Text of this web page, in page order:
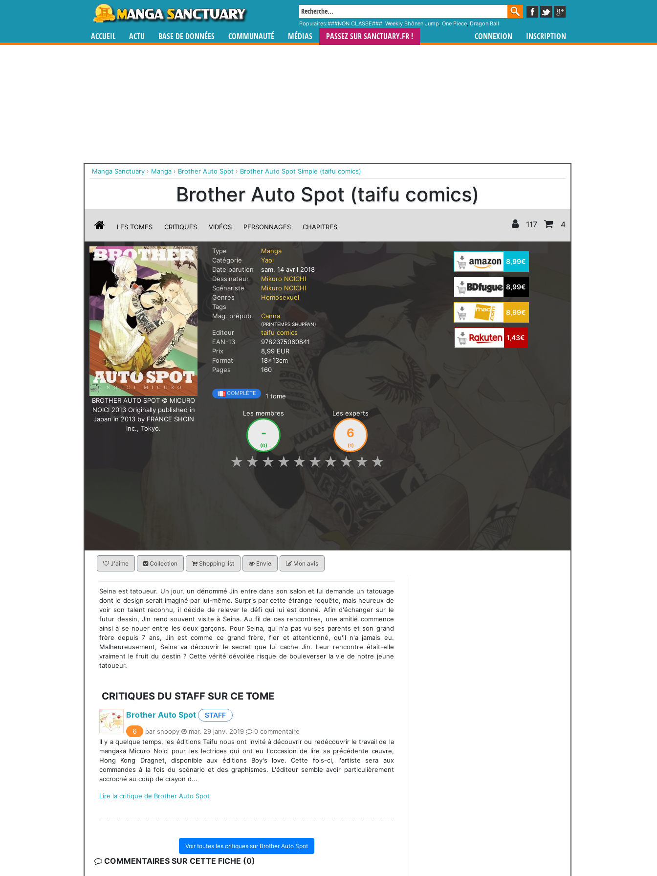
Populaires:###NON CLASSE###, Weekly Shônen Jump, One Piece, Dragon Ball
ACCUEIL ACTU BASE DE DONNÉES COMMUNAUTÉ MÉDIAS PASSEZ SUR SANCTUARY.FR ! CONNEXION INSCRIPTION
Manga Sanctuary › Manga › Brother Auto Spot › Brother Auto Spot Simple (taifu comics)
Brother Auto Spot (taifu comics)
LES TOMES CRITIQUES VIDÉOS PERSONNAGES CHAPITRES 117 4
BROTHER AUTO SPOT © MICURO
NOICI 2013 Originally published in
Japan in 2013 by FRANCE SHOIN
Inc., Tokyo.
Type
Manga
Catégorie
Yaoi
Date parution
sam. 14 avril 2018
Dessinateur
Mikuro NOICHI
Scénariste
Mikuro NOICHI
Genres
Homosexuel
Tags
Mag. prépub.
Canna
(PRINTEMPS SHUPPAN)
Editeur
taifu comics
EAN-13
9782375060841
Prix
8,99 EUR
Format
18x13cm
Pages
160
COMPLÈTE 1 tome
Les membres
-
(0)
Les experts
6
(1)
★
★
★
★
★
★
★
★
★
★
8,99€
8,99€
8,99€
1,43€
J'aime Collection Shopping list Envie Mon avis
Seina est tatoueur. Un jour, un dénommé Jin entre dans son salon et lui demande un tatouage
dont le design serait imaginé par lui-même. Surpris par cette étrange requête, mais heureux de
voir son talent reconnu, il décide de relever le défi qui lui est donné. Afin d'échanger sur le
futur dessin, Jin rend souvent visite à Seina. Au fil de ces rencontres, une amitié commence
ainsi à se nouer entre les deux garçons. Pour Seina, qui n'a pas vu ses parents et son grand
frère depuis 7 ans, Jin est comme ce grand frère, fier et attentionné, qu'il n'a jamais eu.
Malheureusement, Seina va découvrir le secret que lui cache Jin. Leur rencontre était-elle
vraiment le fruit du destin ? Cette vérité dévoilée risque de bouleverser la vie de notre jeune
tatoueur.
CRITIQUES DU STAFF SUR CE TOME
Brother Auto Spot
STAFF
6
par snoopy mar. 29 janv. 2019
0 commentaire
Il y a quelque temps, les éditions Taifu nous ont invité à découvrir ou redécouvrir le travail de la
mangaka Micuro Noici pour les lectrices qui ont eu l'occasion de lire sa précédente œuvre,
Hong Kong Dragnet, disponible aux éditions Boy's love. Cette fois-ci, l'artiste sera aux
commandes à la fois du scénario et des graphismes. L'éditeur semble avoir particulièrement
accroché au coup de crayon d...
Lire la critique de Brother Auto Spot
Voir toutes les critiques sur Brother Auto Spot
COMMENTAIRES SUR CETTE FICHE (0)